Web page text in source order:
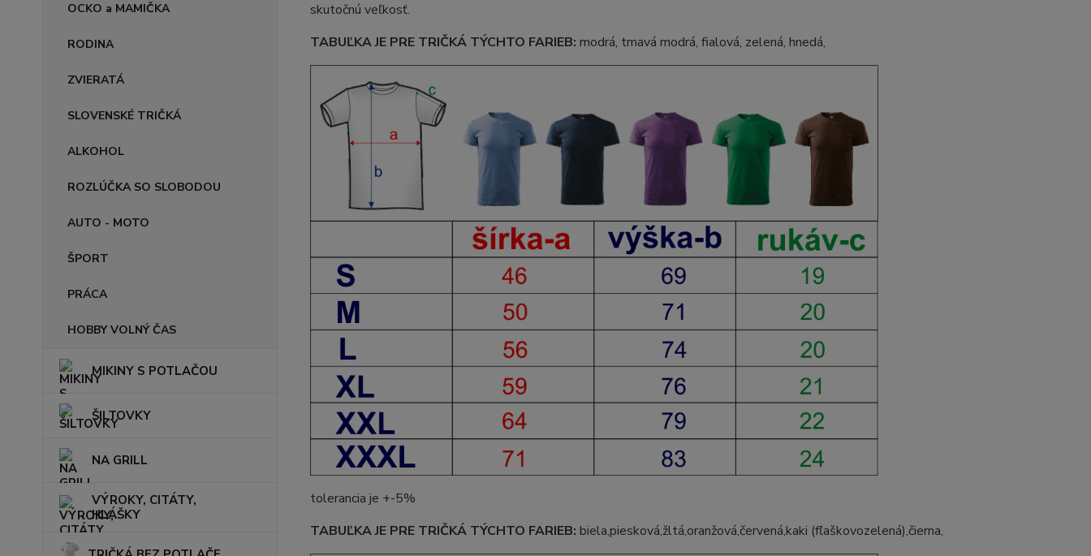
OCKO a MAMIČKA
RODINA
ZVIERATÁ
SLOVENSKÉ TRIČKÁ
ALKOHOL
ROZLÚČKA SO SLOBODOU
AUTO - MOTO
ŠPORT
PRÁCA
HOBBY VOLNÝ ČAS
MIKINY S POTLAČOU
ŠILTOVKY
NA GRILL
VÝROKY, CITÁTY,
HLÁŠKY
skutočnú veľkosť.
TABUĽKA JE PRE TRIČKÁ TÝCHTO FARIEB: modrá, tmavá modrá, fialová, zelená, hnedá,
tolerancia je +-5%
TABUĽKA JE PRE TRIČKÁ TÝCHTO FARIEB: biela,piesková,žltá,oranžová,červená,kaki (fľaškovozelená),čierna,